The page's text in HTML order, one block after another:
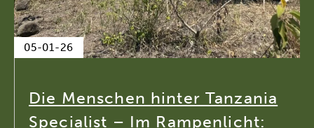
05-01-26
Die Menschen hinter Tanzania
Specialist – Im Rampenlicht: